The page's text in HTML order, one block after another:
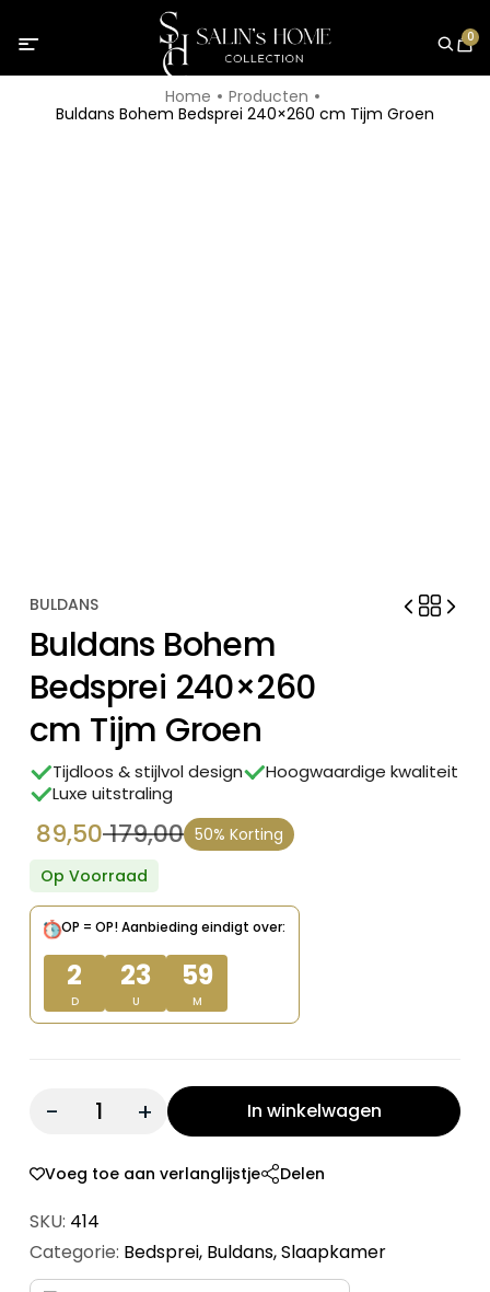
0
Home
Producten
Buldans Bohem Bedsprei 240×260 cm Tijm Groen
BULDANS
Buldans Bohem
Bedsprei 240×260
cm Tijm Groen
Tijdloos & stijlvol design
Hoogwaardige kwaliteit
Luxe uitstraling
179,00
Oorspronkelijke
prijs
was:
€ 179,00.
89,50
Huidige
prijs
is:
€ 89,50.
50% Korting
Op Voorraad
OP = OP!Aanbieding eindigt over:
2
D
23
U
59
M
Quantity: In winkelwagen
Voeg toe aan verlanglijstje Delen
SKU: 414
Categorie: Bedsprei, Buldans,Slaapkamer